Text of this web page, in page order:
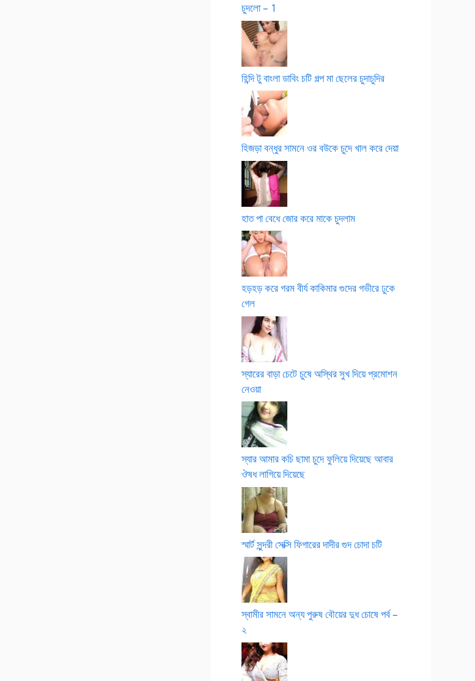
চুদলো – 1
হিন্দি টু বাংলা ডাবিং চটি গল্প মা ছেলের চুদাচুদির
হিজড়া বন্ধুর সামনে ওর বউকে চুদে খাল করে দেয়া
হাত পা বেধে জোর করে মাকে চুদলাম
হড়হড় করে গরম বীর্য কাকিমার গুদের গভীরে ঢুকে
গেল
স্যারের বাড়া চেটে চুষে অস্থির সুখ দিয়ে প্রমোশন
নেওয়া
স্যার আমার কচি ছামা চুদে ফুলিয়ে দিয়েছে আবার
ঔষধ লাগিয়ে দিয়েছে
স্মার্ট সুন্দরী সেক্সি ফিগারের দাদীর গুদ চোদা চটি
স্বামীর সামনে অন্য পুরুষ বৌয়ের দুধ চোষে পর্ব –
২